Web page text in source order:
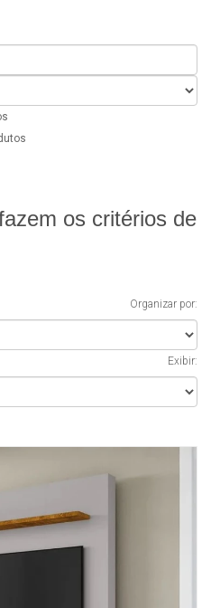
os critérios de
Organizar por:
Exibir: